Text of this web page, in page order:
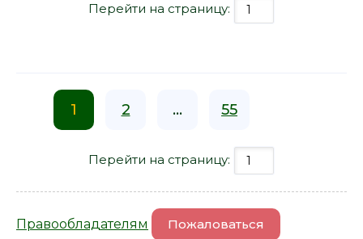
Перейти на страницу:
1 2 ... 55
Перейти на страницу:
Правообладателям Пожаловаться